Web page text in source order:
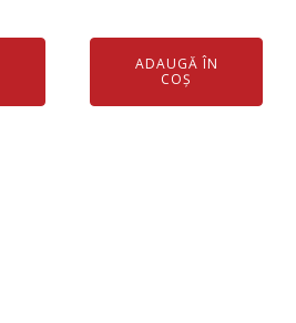
a
este:
2.083 lei.
ADAUGĂ ÎN
COȘ